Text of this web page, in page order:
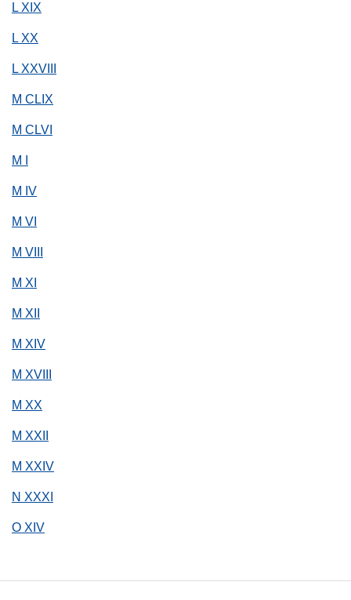
L XIX
L XX
L XXVIII
M CLIX
M CLVI
M I
M IV
M VI
M VIII
M XI
M XII
M XIV
M XVIII
M XX
M XXII
M XXIV
N XXXI
O XIV